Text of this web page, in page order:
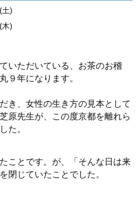
土)
木)
いただいている、お茶のお稽
９年になります。
き、女性の生き方の見本として
原先生が、この度京都を離れら
た。
ことです。が、「そんな日は来
閉じていたことでした。